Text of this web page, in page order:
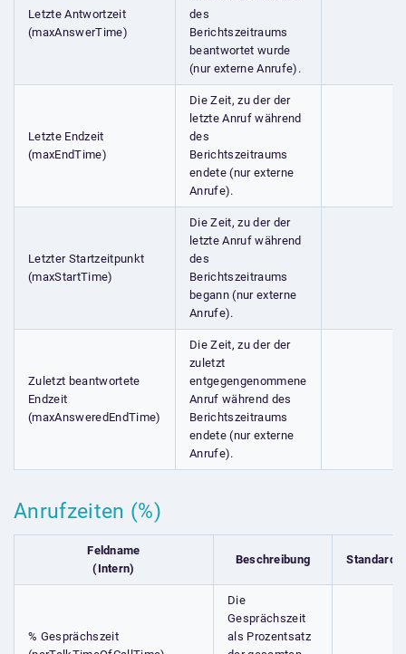
Letzte Antwortzeit
(maxAnswerTime)
des
Berichtszeitraums
beantwortet wurde
(nur externe Anrufe).
Letzte Endzeit
(maxEndTime)
Die Zeit, zu der der
letzte Anruf während
des
Berichtszeitraums
endete (nur externe
Anrufe).
Letzter Startzeitpunkt
(maxStartTime)
Die Zeit, zu der der
letzte Anruf während
des
Berichtszeitraums
begann (nur externe
Anrufe).
Zuletzt beantwortete
Endzeit
(maxAnsweredEndTime)
Die Zeit, zu der der
zuletzt
entgegengenommene
Anruf während des
Berichtszeitraums
endete (nur externe
Anrufe).
Anrufzeiten (%)
Feldname
(Intern)
Beschreibung
% Gesprächszeit
Die
Gesprächszeit
als Prozentsatz